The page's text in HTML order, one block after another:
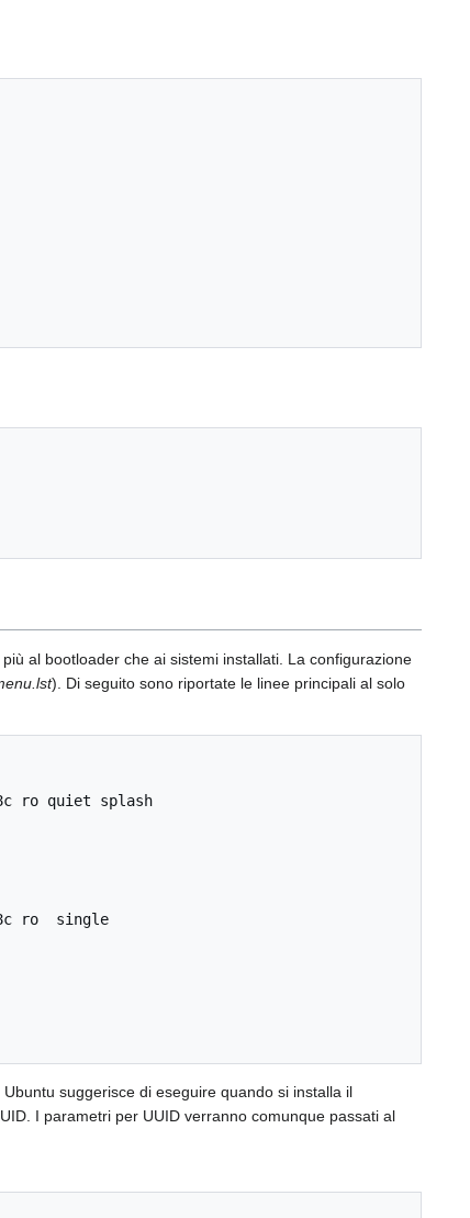
al bootloader che ai sistemi installati. La configurazione
). Di seguito sono riportate le linee principali al solo
Ubuntu suggerisce di eseguire quando si installa il
I parametri per UUID verranno comunque passati al